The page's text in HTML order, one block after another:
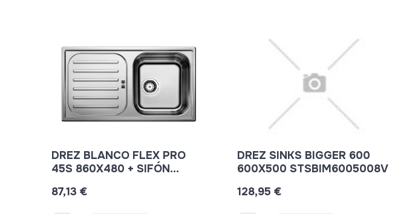
DREZ BLANCO FLEX PRO
45S 860X480 + SIFÓN
87,13 €
DREZ SINKS BIGGER 600
600X500 STSBIM6005008V
128,95 €